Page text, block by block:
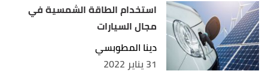
استخدام الطاقة الشمسية في
مجال السيارات
دينا المطوبسي
31 يناير 2022